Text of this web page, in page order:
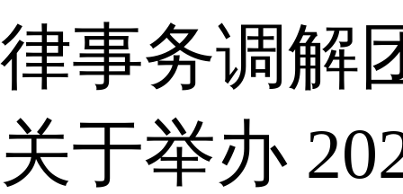
律事务调解
关于举办